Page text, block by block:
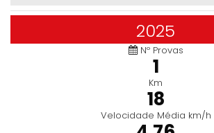
2025
Nº Provas
1
Km
18
Velocidade Média km/h